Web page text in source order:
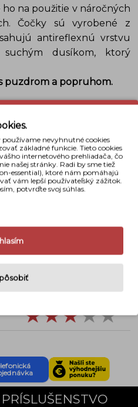
na použitie v náročných
Čočky sú vyrobené z
antireflexnú vrstvu
dusíkom, ktorý
puzdrom a popruhom.
Binokulárny
Turistický
8 x
Nie
750 g
nevyhnutné cookies
základné funkcie. Tieto cookies
internetového prehliadača, čo
našej stránky. Radi by sme tiež
essential), ktoré nám pomáhajú
vám lepší používateľský zážitok.
potvrďte svoj súhlas.